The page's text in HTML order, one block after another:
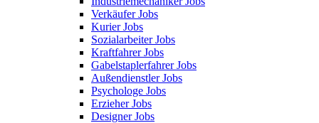
Verkäufer Jobs
Kurier Jobs
Sozialarbeiter Jobs
Kraftfahrer Jobs
Gabelstaplerfahrer Jobs
Außendienstler Jobs
Psychologe Jobs
Erzieher Jobs
Designer Jobs